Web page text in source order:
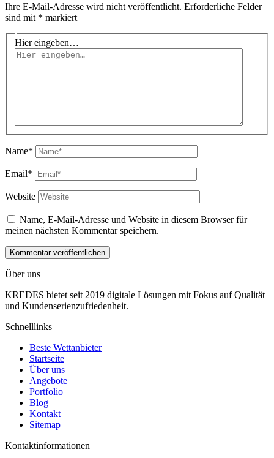
Ihre E-Mail-Adresse wird nicht veröffentlicht. Erforderliche Felder
sind mit * markiert
Hier eingeben…
Name*
Email*
Website
Name, E-Mail-Adresse und Website in diesem Browser für
meinen nächsten Kommentar speichern.
Über uns
KREDES bietet seit 2019 digitale Lösungen mit Fokus auf Qualität
und Kundenserienzufriedenheit.
Schnelllinks
Beste Wettanbieter
Startseite
Über uns
Angebote
Portfolio
Blog
Kontakt
Sitemap
Kontaktinformationen